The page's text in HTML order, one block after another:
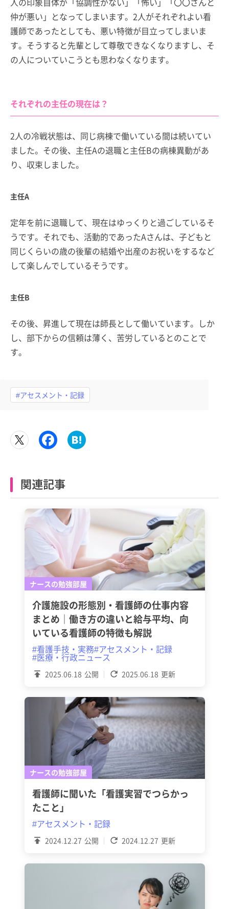
仲が悪い」となってしまいます。2人がそれぞれよい看
護師であったとしても、悪い特徴が目立ってしまいま
す。そうすると先輩として尊敬できなくなりますし、そ
の人についていこうとも思わなくなります。
それぞれの主任の現在は？
2人の冷戦状態は、同じ病棟で働いている間は続いてい
ました。その後、主任Aの退職と主任Bの病棟異動があ
り、収束しました。
主任A
定年を前に退職して、現在はゆっくりと過ごしているそ
うです。それでも、活動的であったAさんは、子どもと
同じくらいの歳の後輩の結婚や出産のお祝いをするなど
して楽しんでしているそうです。
主任B
その後、昇進して現在は師長として働いています。しか
し、部下からの信頼は薄く、苦労しているとのことで
す。
#アセスメント・記録
関連記事
ナースの勉強部屋
2025.06.18 公開 2025.06.18 更新
介護施設の形態別・看護師の仕事内容
まとめ｜働き方の違いと給与平均、向
いている看護師の特徴も解説
#看護手技・実務#アセスメント・記録
#医療・行政ニュース
ナースの勉強部屋
2024.12.27 公開 2024.12.27 更新
看護師に聞いた「看護実習でつらかっ
たこと」
#アセスメント・記録